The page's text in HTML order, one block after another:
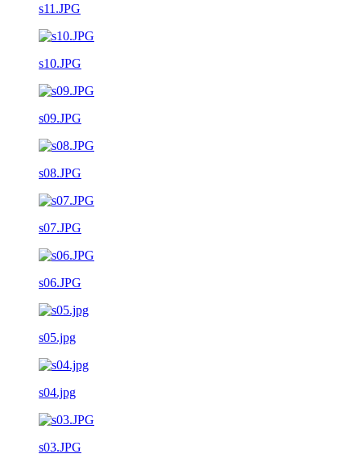
s11.JPG
s10.JPG
s09.JPG
s08.JPG
s07.JPG
s06.JPG
s05.jpg
s04.jpg
s03.JPG